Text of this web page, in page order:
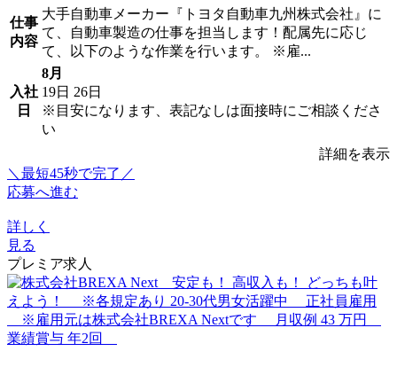
仕事
内容
大手自動車メーカー『トヨタ自動車九州株式会社』に
て、自動車製造の仕事を担当します！配属先に応じ
て、以下のような作業を行います。 ※雇...
入社
日
8月
19日 26日
※目安になります、表記なしは面接時にご相談くださ
い
詳細を表示
＼最短45秒で完了／
応募へ進む
詳しく
見る
プレミア求人